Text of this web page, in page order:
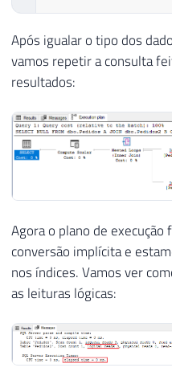
Após igualar o tipo dos
vamos repetir a consulta
resultados:
Agora o plano de
conversão implícita e
nos índices. Vamos ver
as leituras lógicas: